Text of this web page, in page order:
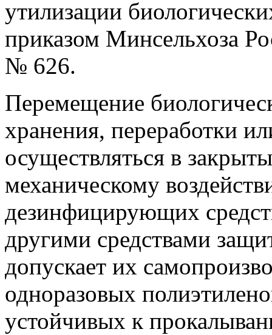
утилизации
приказом Минсельхоза
№ 626.
Перемещение
хранения, переработки
осуществляться в
механическому
дезинфицирующих
другими средствами
допускает их
одноразовых
устойчивых к